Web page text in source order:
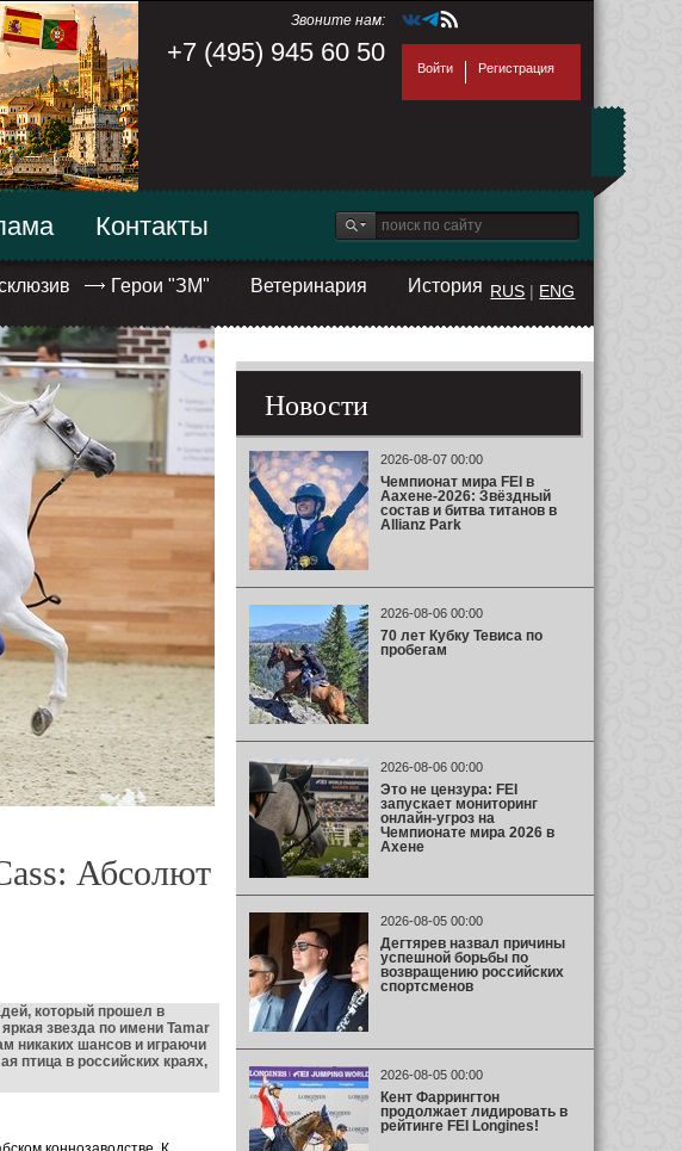
Звоните нам:
+7 (495) 945 60 50
Войти Регистрация
Герои "ЗМ" Ветеринария
История
Контакты
RUS | ENG
Абсолют
который прошел в
звезда по имени Tamar
никаких шансов и играючи
птица в российских краях,
Новости
2026-08-07 00:00
Чемпионат мира FEI в
Аахене-2026: Звёздный
состав и битва титанов в
Allianz Park
2026-08-06 00:00
70 лет Кубку Тевиса по
пробегам
2026-08-06 00:00
Это не цензура: FEI
запускает мониторинг
онлайн-угроз на
Чемпионате мира 2026 в
Ахене
2026-08-05 00:00
Дегтярев назвал причины
успешной борьбы по
возвращению российских
спортсменов
2026-08-05 00:00
Кент Фаррингтон
продолжает лидировать в
рейтинге FEI Longines!